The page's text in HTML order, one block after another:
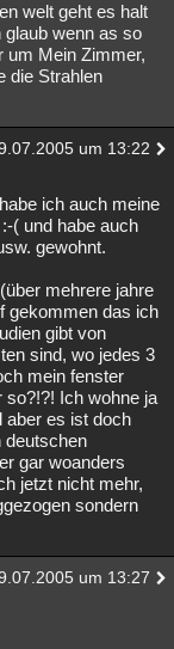
welt geht es halt
wenn as so
um Mein Zimmer,
die Strahlen
um 13:22
ich auch meine
( und habe auch
gewohnt.
mehrere jahre
gekommen das ich
gibt von
sind, wo jedes 3
mein fenster
so?!?! Ich wohne ja
aber es ist doch
deutschen
gar woanders
jetzt nicht mehr,
sondern
um 13:27